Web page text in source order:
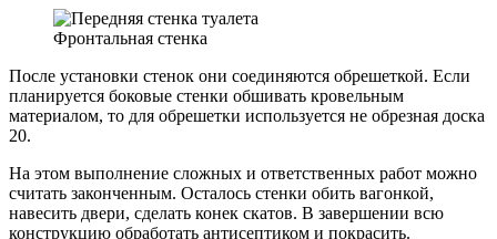
Фронтальная стенка
После установки стенок они соединяются обрешеткой. Если
планируется боковые стенки обшивать кровельным
материалом, то для обрешетки используется не обрезная доска
20.
На этом выполнение сложных и ответственных работ можно
считать законченным. Осталось стенки обить вагонкой,
навесить двери, сделать конек скатов. В завершении всю
конструкцию обработать антисептиком и покрасить.